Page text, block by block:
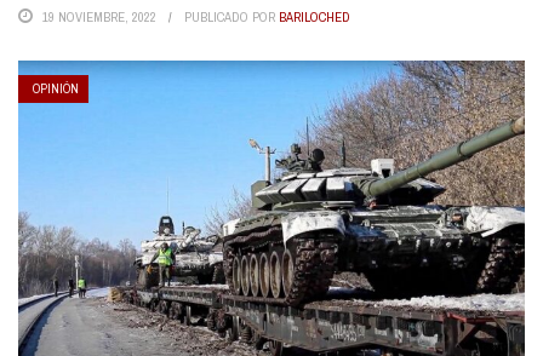
19 NOVIEMBRE, 2022 PUBLICADO POR BARILOCHED
OPINIÓN